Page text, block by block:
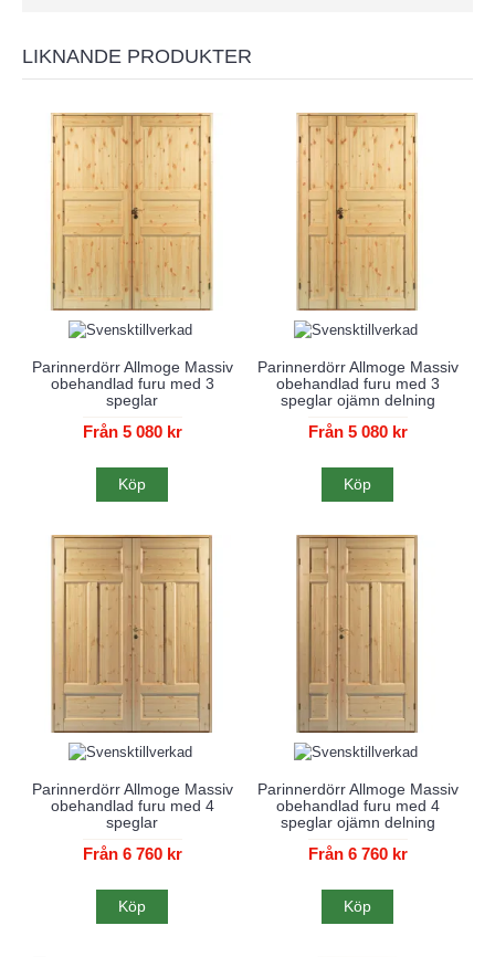
LIKNANDE PRODUKTER
Parinnerdörr Allmoge Massiv
obehandlad furu med 3
speglar
Från 5 080 kr
Köp
Parinnerdörr Allmoge Massiv
obehandlad furu med 3
speglar ojämn delning
Från 5 080 kr
Köp
Parinnerdörr Allmoge Massiv
obehandlad furu med 4
speglar
Från 6 760 kr
Köp
Parinnerdörr Allmoge Massiv
obehandlad furu med 4
speglar ojämn delning
Från 6 760 kr
Köp